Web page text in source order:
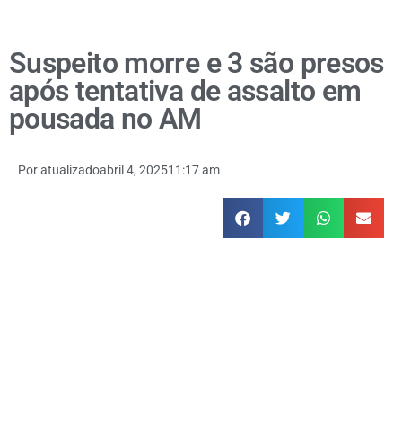
Suspeito morre e 3 são presos
após tentativa de assalto em
pousada no AM
Poratualizadoabril 4, 202511:17 am